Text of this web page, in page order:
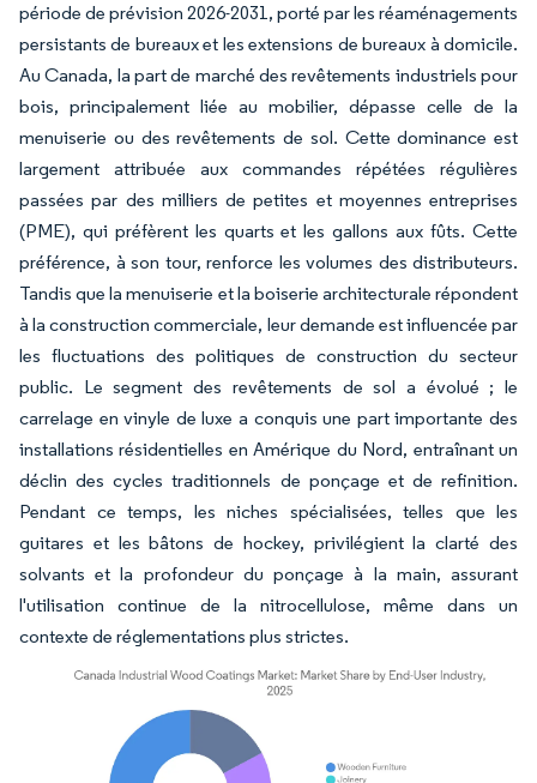
période de prévision 2026-2031, porté par les réaménagements
persistants de bureaux et les extensions de bureaux à domicile.
Au Canada, la part de marché des revêtements industriels pour
bois, principalement liée au mobilier, dépasse celle de la
menuiserie ou des revêtements de sol. Cette dominance est
largement attribuée aux commandes répétées régulières
passées par des milliers de petites et moyennes entreprises
(PME), qui préfèrent les quarts et les gallons aux fûts. Cette
préférence, à son tour, renforce les volumes des distributeurs.
Tandis que la menuiserie et la boiserie architecturale répondent
à la construction commerciale, leur demande est influencée par
les fluctuations des politiques de construction du secteur
public. Le segment des revêtements de sol a évolué ; le
carrelage en vinyle de luxe a conquis une part importante des
installations résidentielles en Amérique du Nord, entraînant un
déclin des cycles traditionnels de ponçage et de refinition.
Pendant ce temps, les niches spécialisées, telles que les
guitares et les bâtons de hockey, privilégient la clarté des
solvants et la profondeur du ponçage à la main, assurant
l'utilisation continue de la nitrocellulose, même dans un
contexte de réglementations plus strictes.